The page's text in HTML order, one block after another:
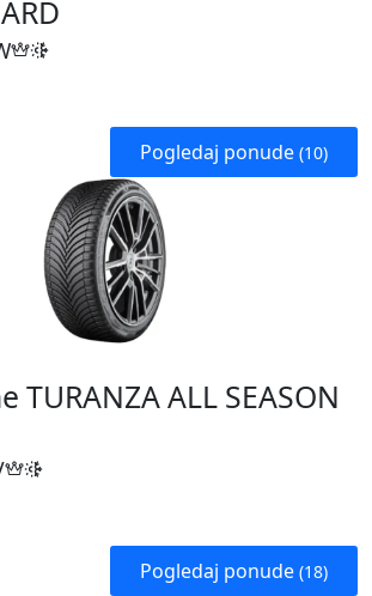
Pogledaj ponude (10)
TURANZA ALL SEASON
Pogledaj ponude (18)